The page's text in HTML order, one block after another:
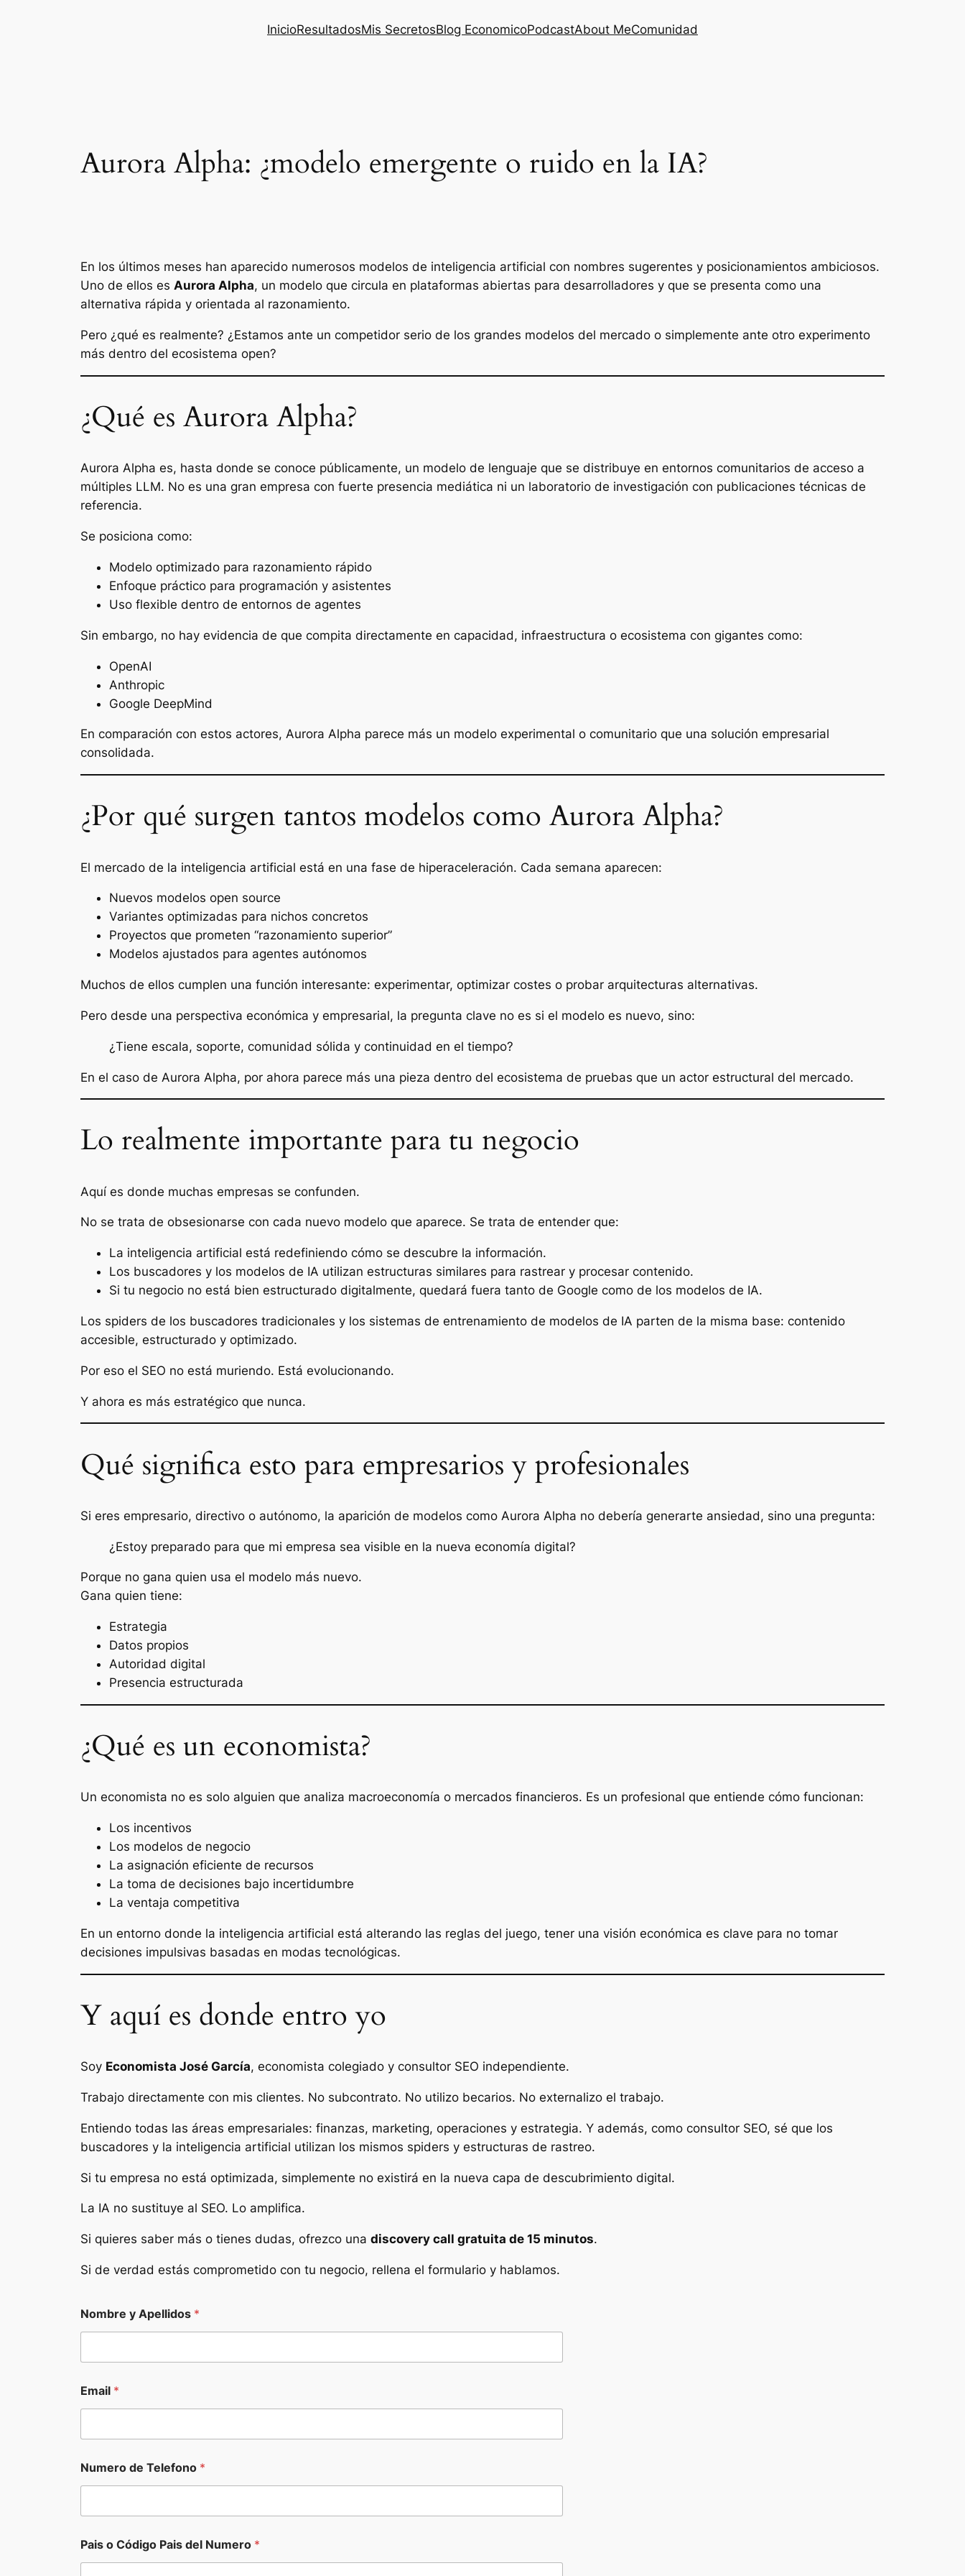
InicioResultadosMis SecretosBlog EconomicoPodcastAbout MeComunidad
Aurora Alpha: ¿modelo emergente o ruido en la IA?
En los últimos meses han aparecido numerosos modelos de inteligencia artificial con nombres sugerentes y posicionamientos ambiciosos.
Uno de ellos es Aurora Alpha, un modelo que circula en plataformas abiertas para desarrolladores y que se presenta como una
alternativa rápida y orientada al razonamiento.
Pero ¿qué es realmente? ¿Estamos ante un competidor serio de los grandes modelos del mercado o simplemente ante otro experimento
más dentro del ecosistema open?
¿Qué es Aurora Alpha?
Aurora Alpha es, hasta donde se conoce públicamente, un modelo de lenguaje que se distribuye en entornos comunitarios de acceso a
múltiples LLM. No es una gran empresa con fuerte presencia mediática ni un laboratorio de investigación con publicaciones técnicas de
referencia.
Se posiciona como:
Modelo optimizado para razonamiento rápido
Enfoque práctico para programación y asistentes
Uso flexible dentro de entornos de agentes
Sin embargo, no hay evidencia de que compita directamente en capacidad, infraestructura o ecosistema con gigantes como:
OpenAI
Anthropic
Google DeepMind
En comparación con estos actores, Aurora Alpha parece más un modelo experimental o comunitario que una solución empresarial
consolidada.
¿Por qué surgen tantos modelos como Aurora Alpha?
El mercado de la inteligencia artificial está en una fase de hiperaceleración. Cada semana aparecen:
Nuevos modelos open source
Variantes optimizadas para nichos concretos
Proyectos que prometen “razonamiento superior”
Modelos ajustados para agentes autónomos
Muchos de ellos cumplen una función interesante: experimentar, optimizar costes o probar arquitecturas alternativas.
Pero desde una perspectiva económica y empresarial, la pregunta clave no es si el modelo es nuevo, sino:
¿Tiene escala, soporte, comunidad sólida y continuidad en el tiempo?
En el caso de Aurora Alpha, por ahora parece más una pieza dentro del ecosistema de pruebas que un actor estructural del mercado.
Lo realmente importante para tu negocio
Aquí es donde muchas empresas se confunden.
No se trata de obsesionarse con cada nuevo modelo que aparece. Se trata de entender que:
La inteligencia artificial está redefiniendo cómo se descubre la información.
Los buscadores y los modelos de IA utilizan estructuras similares para rastrear y procesar contenido.
Si tu negocio no está bien estructurado digitalmente, quedará fuera tanto de Google como de los modelos de IA.
Los spiders de los buscadores tradicionales y los sistemas de entrenamiento de modelos de IA parten de la misma base: contenido
accesible, estructurado y optimizado.
Por eso el SEO no está muriendo. Está evolucionando.
Y ahora es más estratégico que nunca.
Qué significa esto para empresarios y profesionales
Si eres empresario, directivo o autónomo, la aparición de modelos como Aurora Alpha no debería generarte ansiedad, sino una pregunta:
¿Estoy preparado para que mi empresa sea visible en la nueva economía digital?
Porque no gana quien usa el modelo más nuevo.
Gana quien tiene:
Estrategia
Datos propios
Autoridad digital
Presencia estructurada
¿Qué es un economista?
Un economista no es solo alguien que analiza macroeconomía o mercados financieros. Es un profesional que entiende cómo funcionan:
Los incentivos
Los modelos de negocio
La asignación eficiente de recursos
La toma de decisiones bajo incertidumbre
La ventaja competitiva
En un entorno donde la inteligencia artificial está alterando las reglas del juego, tener una visión económica es clave para no tomar
decisiones impulsivas basadas en modas tecnológicas.
Y aquí es donde entro yo
Soy Economista José García, economista colegiado y consultor SEO independiente.
Trabajo directamente con mis clientes. No subcontrato. No utilizo becarios. No externalizo el trabajo.
Entiendo todas las áreas empresariales: finanzas, marketing, operaciones y estrategia. Y además, como consultor SEO, sé que los
buscadores y la inteligencia artificial utilizan los mismos spiders y estructuras de rastreo.
Si tu empresa no está optimizada, simplemente no existirá en la nueva capa de descubrimiento digital.
La IA no sustituye al SEO. Lo amplifica.
Si quieres saber más o tienes dudas, ofrezco una discovery call gratuita de 15 minutos.
Si de verdad estás comprometido con tu negocio, rellena el formulario y hablamos.
Nombre y Apellidos *
Email *
Numero de Telefono *
Pais o Código Pais del Numero *